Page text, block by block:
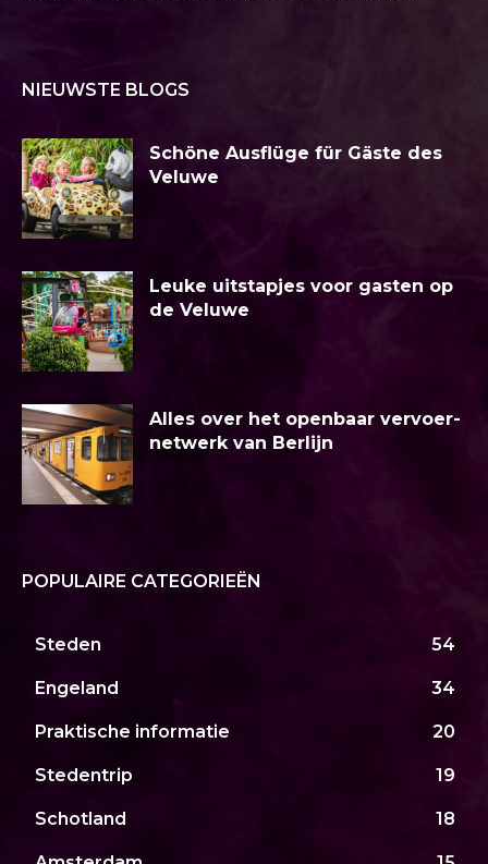
NIEUWSTE BLOGS
Schöne Ausflüge für Gäste des
Veluwe
Leuke uitstapjes voor gasten op
de Veluwe
Alles over het openbaar vervoer-
netwerk van Berlijn
POPULAIRE CATEGORIEËN
Steden 54
Engeland 34
Praktische informatie 20
Stedentrip 19
Schotland 18